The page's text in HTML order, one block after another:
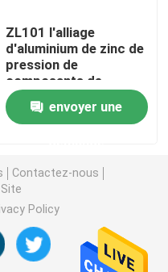
sur commande
commande d'injection
sous pression
mécanique sous
ZL101 l'alliage
d'aluminium de zinc de
pression de
composants de
machines de moulage
mécanique sous
pression
envoyer une
Contactez-nous
Policy